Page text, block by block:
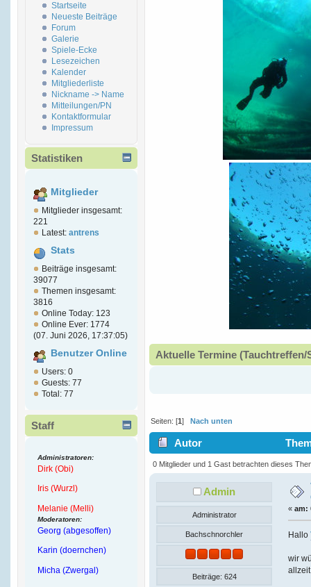
Startseite
Neueste Beiträge
Forum
Galerie
Spiele-Ecke
Lesezeichen
Kalender
Mitgliederliste
Nickname -> Name
Mitteilungen/PN
Kontaktformular
Impressum
Statistiken
Mitglieder
Mitglieder insgesamt:
221
Latest: antrens
Stats
Beiträge insgesamt:
39077
Themen insgesamt:
3816
Online Today: 123
Online Ever: 1774
(07. Juni 2026, 17:37:05)
Benutzer Online
Users: 0
Guests: 77
Total: 77
Staff
Administratoren:
Dirk (Obi)
Iris (Wurzl)
Melanie (Melli)
Moderatoren:
Georg (abgesoffen)
Karin (doernchen)
Micha (Zwergal)
Aktuelle Termine
Seiten: [1]Nach unten
Autor
(Gelesen 5234 mal)
0 Mitglieder und 1 Gast betrachten dieses
Admin
Administrator
Bachschnorchler
Beiträge: 624
« am:
Hallo
wir